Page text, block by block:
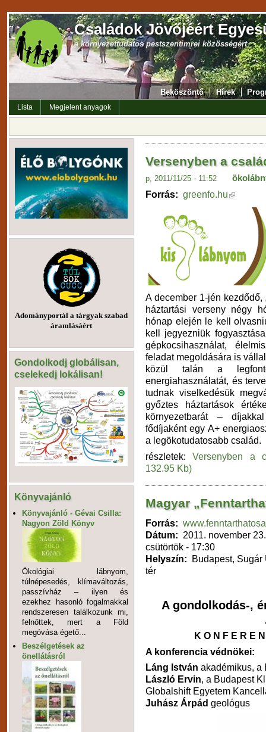
Családok Jövőjéért
a környezettudatos pestszentimrei közösségért
Beköszöntő Hírek
Lista Megjelent anyagok
Adományportál a tárgyak szabad
áramlásáért
Gondolkodj globálisan,
cselekedj lokálisan!
Könyvajánló
Könyvajánló - Gévai Csilla:
Nagyon Zöld Könyv
Ökológiai lábnyom,
túlnépesedés, klímaváltozás,
passzívház – ilyen és
ezekhez hasonló fogalmakkal
rendszeresen találkozunk mi,
felnőttek, mert a Föld
megóvása égető...
Beszélgetések az
önellátásról
Versenyben a
p, 2011/11/25 - 11:52
Forrás: greenfo.hu
A december 1-jén kezdődő,
háztartási verseny négy
hónap elején le kell
kell jegyezniük
gépkocsihasználat,
feladat megoldására is
közül talán a
energiahasználatát, és
tudnak viselkedésük
győztes háztartások
környezetbarát –
fődíjaként egy A+
a legökotudatosabb család.
részletek:Versenyben a
132.95 Kb)
Magyar
Forrás:
Dátum: 2011. november
csütörtök - 17:30
Helyszín:
Budapest,
tér
A gondolkodás-,
K O N F E R E
A konferencia védnökei:
Láng István akadémikus, a
László Ervin, a Budapest
Globalshift Egyetem
Juhász Árpád geológus